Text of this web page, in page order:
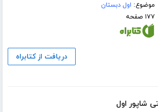
موضوع: اول دبستان
۱۷۷ صفحه
دریافت از کتابراه
شاپور اول